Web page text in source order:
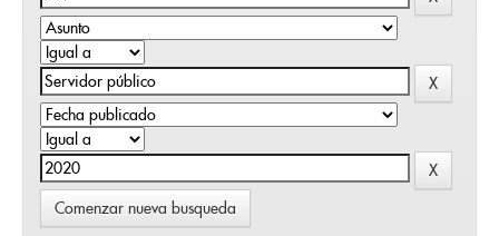
Comenzar nueva busqueda